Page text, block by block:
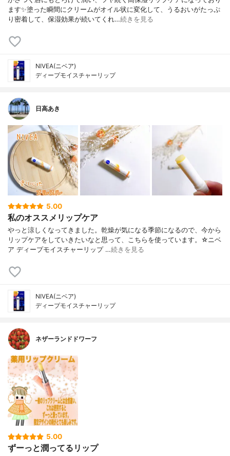
ます✨塗った瞬間にクリームがオイル状に変化して、うるおいがたっぷ
り密着して、保湿効果が続いてくれ…続きを見る
NIVEA(ニベア)
ディープモイスチャーリップ
日高あき
5.00
私のオススメリップケア
やっと涼しくなってきました。乾燥が気になる季節になるので、今から
リップケアをしていきたいなと思って、こちらを使っています。☆ニベ
ア ディープモイスチャーリップ …続きを見る
NIVEA(ニベア)
ディープモイスチャーリップ
ネザーランドドワーフ
5.00
ずーっと潤ってるリップ